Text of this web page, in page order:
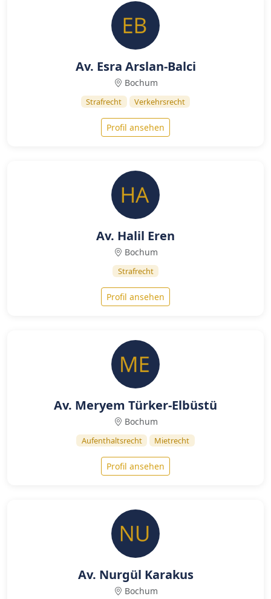
Av. Esra Arslan-Balci
Bochum
Strafrecht Verkehrsrecht
Profil ansehen
Av. Halil Eren
Bochum
Strafrecht
Profil ansehen
Av. Meryem Türker-Elbüstü
Bochum
Aufenthaltsrecht Mietrecht
Profil ansehen
Av. Nurgül Karakus
Bochum